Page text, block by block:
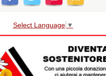
Select Language ▼